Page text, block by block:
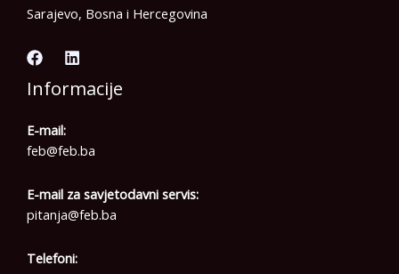
Sarajevo, Bosna i Hercegovina
Informacije
E-mail:
feb@feb.ba
E-mail za savjetodavni servis:
pitanja@feb.ba
Telefoni: